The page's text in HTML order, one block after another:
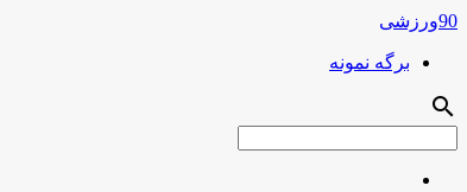
90ورزشی
برگه نمونه
search